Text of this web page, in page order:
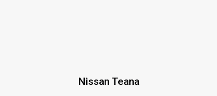
Nissan Teana